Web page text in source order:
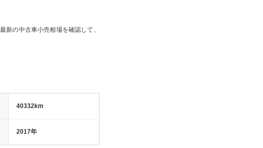
新の中古車小売相場を確認して、
40332km
2017年